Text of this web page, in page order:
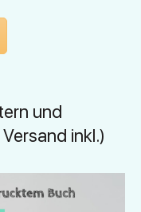
und
inkl.)